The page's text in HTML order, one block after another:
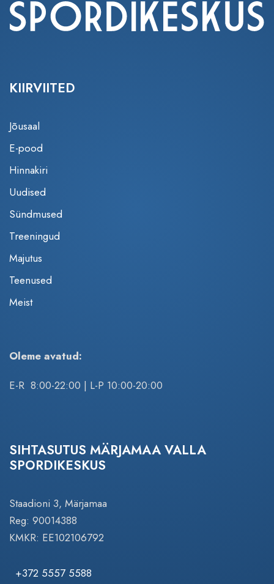
KIIRVIITED
Jõusaal
E-pood
Hinnakiri
Uudised
Sündmused
Treeningud
Majutus
Teenused
Meist
Oleme avatud:
E-R 8:00-22:00 | L-P 10:00-20:00
SIHTASUTUS MÄRJAMAA VALLA
SPORDIKESKUS
Staadioni 3, Märjamaa
Reg: 90014388
KMKR: EE102106792
+372 5557 5588